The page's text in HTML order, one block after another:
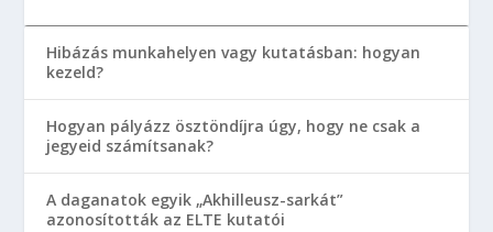
Hibázás munkahelyen vagy kutatásban: hogyan
kezeld?
Hogyan pályázz ösztöndíjra úgy, hogy ne csak a
jegyeid számítsanak?
A daganatok egyik „Akhilleusz-sarkát”
azonosították az ELTE kutatói